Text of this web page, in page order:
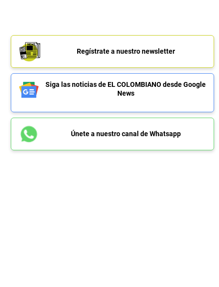
Regístrate a nuestro newsletter
Siga las noticias de EL COLOMBIANO desde Google
News
Únete a nuestro canal de Whatsapp